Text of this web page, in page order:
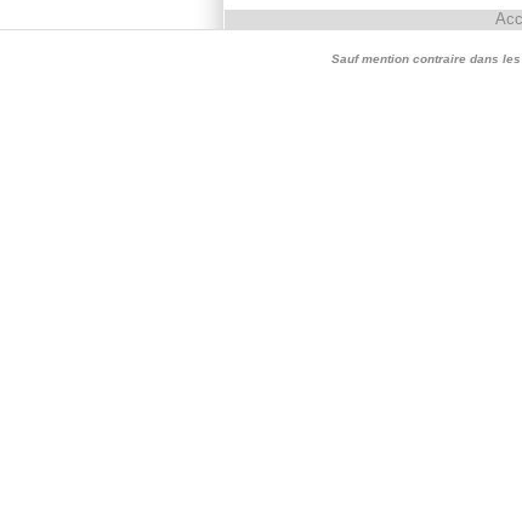
Sauf mention contraire dans